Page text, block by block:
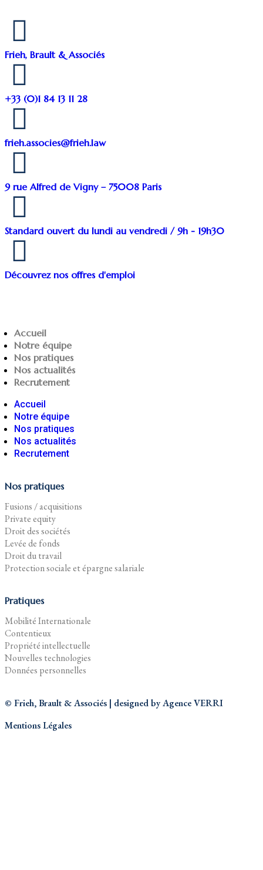
Frieh, Brault & Associés
+33 (0)1 84 13 11 28
frieh.associes@frieh.law
9 rue Alfred de Vigny – 75008 Paris
Standard ouvert du lundi au vendredi / 9h - 19h30
Découvrez nos offres d'emploi
Accueil
Notre équipe
Nos pratiques
Nos actualités
Recrutement
Accueil
Notre équipe
Nos pratiques
Nos actualités
Recrutement
Nos pratiques
Fusions / acquisitions
Private equity
Droit des sociétés
Levée de fonds
Droit du travail
Protection sociale et épargne salariale
Pratiques
Mobilité Internationale
Contentieux
Propriété intellectuelle
Nouvelles technologies
Données personnelles
© Frieh, Brault & Associés | designed byAgence VERRI
Mentions Légales